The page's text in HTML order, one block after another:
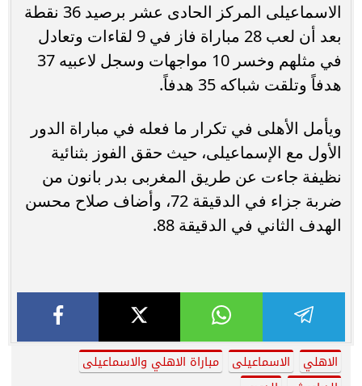
الاسماعيلى المركز الحادى عشر برصيد 36 نقطة
بعد أن لعب 28 مباراة فاز في 9 لقاءات وتعادل
في مثلهم وخسر 10 مواجهات وسجل لاعبيه 37
هدفاً وتلقت شباكه 35 هدفاً.
ويأمل الأهلى في تكرار ما فعله في مباراة الدور
الأول مع الإسماعيلى، حيث حقق الفوز بثنائية
نظيفة جاءت عن طريق المغربى بدر بانون من
ضربة جزاء في الدقيقة 72، وأضاف صلاح محسن
الهدف الثاني في الدقيقة 88.
الاهلي الاسماعيلى
مباراة الاهلي والاسماعيلى